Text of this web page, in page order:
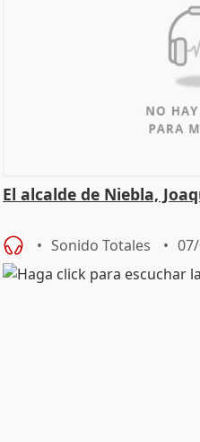
El alcalde de Niebla,
Sonido Totales